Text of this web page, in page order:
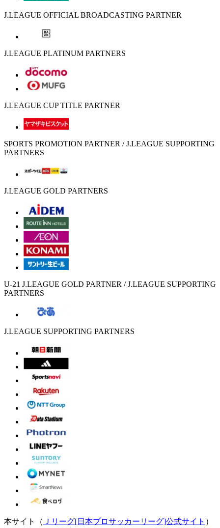
J.LEAGUE OFFICIAL BROADCASTING PARTNER
J.LEAGUE PLATINUM PARTNERS
J.LEAGUE CUP TITLE PARTNER
SPORTS PROMOTION PARTNER / J.LEAGUE SUPPORTING
PARTNERS
J.LEAGUE GOLD PARTNERS
U-21 J.LEAGUE GOLD PARTNER / J.LEAGUE SUPPORTING
PARTNERS
J.LEAGUE SUPPORTING PARTNERS
本サイト（ Ｊリーグ[日本プロサッカーリーグ]公式サイト ）